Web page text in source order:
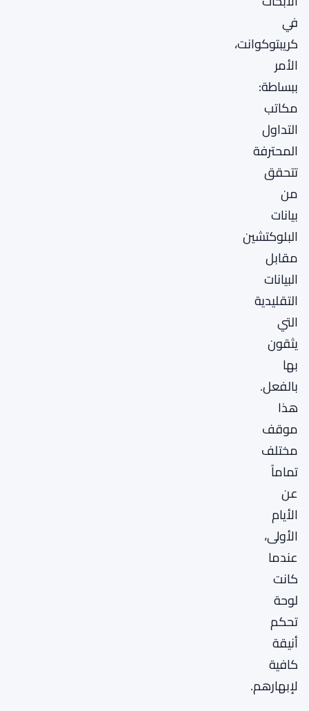
في
كريبتوكوانت،
الأمر
ببساطة:
مكاتب
التداول
المحترفة
تتحقق
من
بيانات
البلوكتشين
مقابل
البيانات
التقليدية
التي
يثقون
بها
بالفعل.
هذا
موقف
مختلف
تماماً
عن
الأيام
الأولى،
عندما
كانت
لوحة
تحكم
أنيقة
كافية
لإبهارهم.